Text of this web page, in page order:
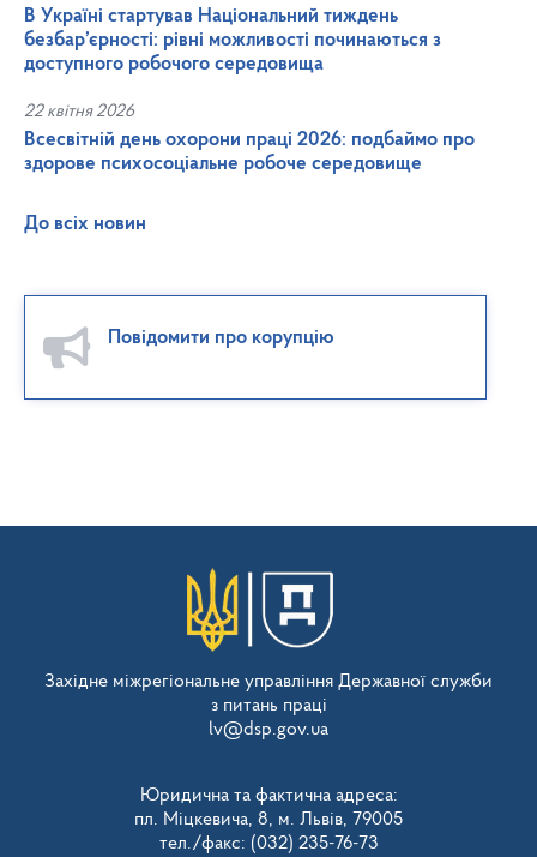
В Україні стартував Національний тиждень
безбар’єрності: рівні можливості починаються з
доступного робочого середовища
22 квітня 2026
Всесвітній день охорони праці 2026: подбаймо про
здорове психосоціальне робоче середовище
До всіх новин
Повідомити про корупцію
Західне міжрегіональне управління Державної служби
з питань праці
lv@dsp.gov.ua
Юридична та фактична адреса:
пл. Міцкевича, 8, м. Львів, 79005
тел./факс: (032) 235-76-73